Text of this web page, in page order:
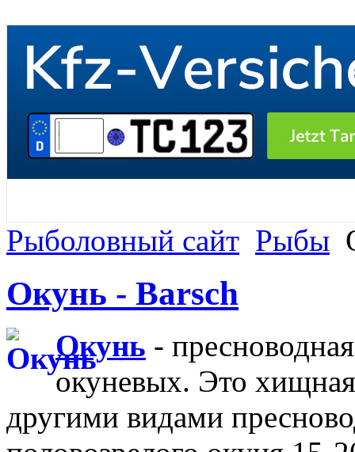
Рыболовный сайт Рыбы
Окунь - Barsch
Окунь -
окуневых. Это
другими видами